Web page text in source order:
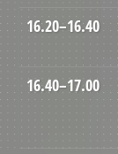
16.20–16.40
16.40–17.00